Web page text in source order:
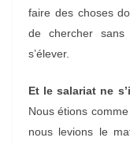
faire des choses
de chercher
s’élever.
Et le salariat ne
Nous étions
nous levions le